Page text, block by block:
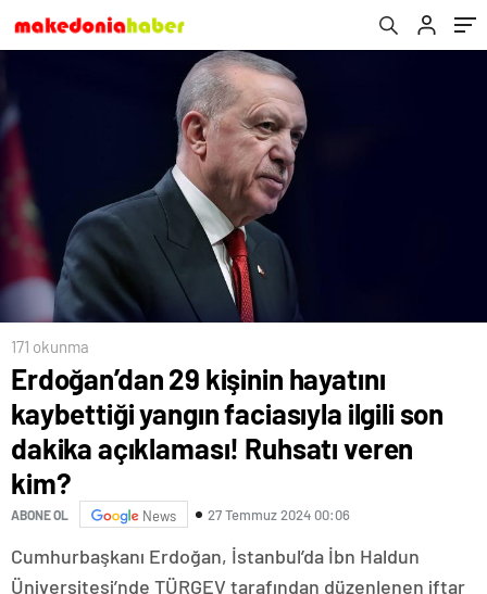
171 okunma
Erdoğan’dan 29 kişinin hayatını
kaybettiği yangın faciasıyla ilgili son
dakika açıklaması! Ruhsatı veren
kim?
ABONE OL News 27 Temmuz 2024 00:06
Cumhurbaşkanı Erdoğan, İstanbul’da İbn Haldun
Üniversitesi’nde TÜRGEV tarafından düzenlenen iftar